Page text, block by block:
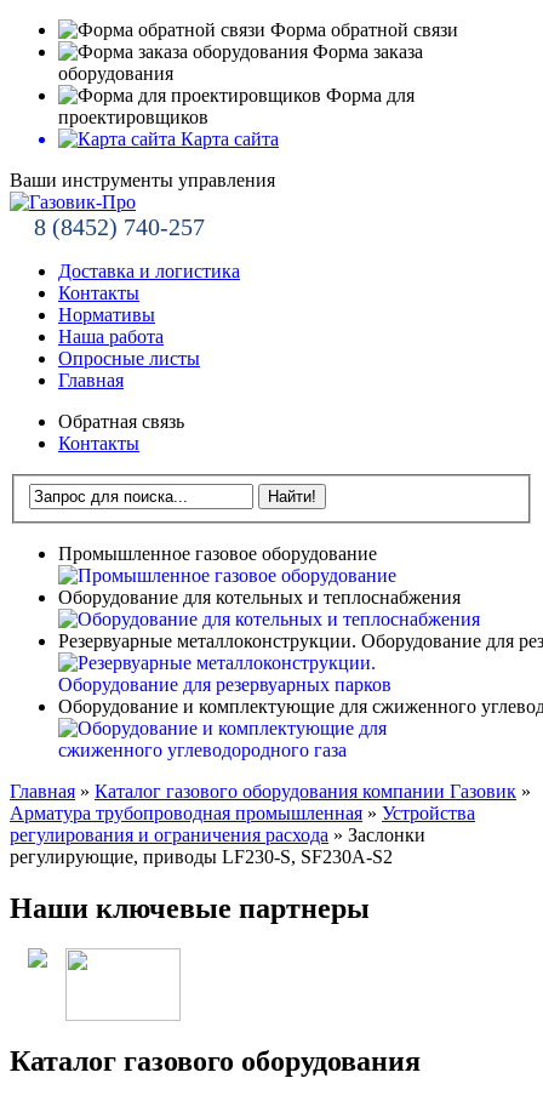
Форма обратной связи
Форма заказа
оборудования
Форма для
проектировщиков
Карта сайта
Ваши инструменты управления
8 (8452) 740-257
Доставка и логистика
Контакты
Нормативы
Наша работа
Опросные листы
Главная
Обратная связь
Контакты
Промышленное газовое оборудование
Оборудование для котельных и теплоснабжения
Резервуарные металлоконструкции. Оборудование для
Оборудование и комплектующие для сжиженного
Главная » Каталог газового оборудования компании Газовик »
Арматура трубопроводная промышленная » Устройства
регулирования и ограничения расхода » Заслонки
регулирующие, приводы LF230-S, SF230A-S2
Наши ключевые партнеры
Каталог газового оборудования